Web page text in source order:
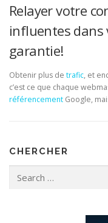
Relayer votre
influentes dans
garantie!
Obtenir plus de trafic, et
c’est ce que chaque
référencement Google,
CHERCHER